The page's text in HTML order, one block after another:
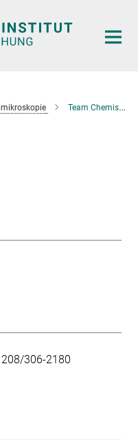
Team Chemische Kristallographie und Elektronenmikroskopie
306-2180